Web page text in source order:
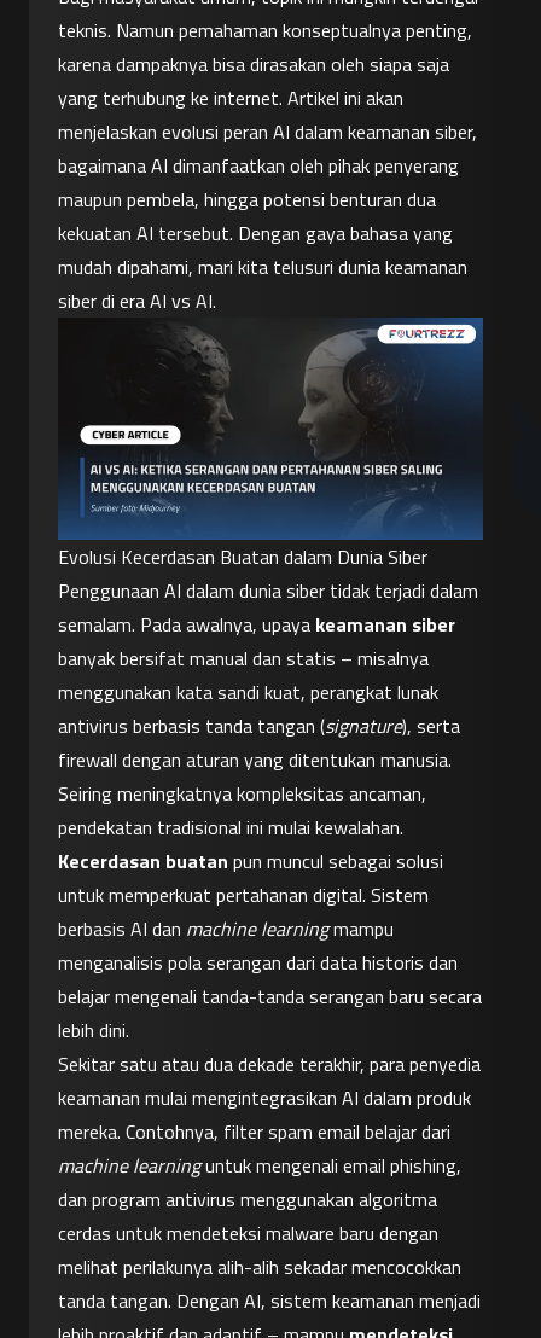
teknis. Namun pemahaman konseptualnya penting,
karena dampaknya bisa dirasakan oleh siapa saja
yang terhubung ke internet. Artikel ini akan
menjelaskan evolusi peran AI dalam keamanan siber,
bagaimana AI dimanfaatkan oleh pihak penyerang
maupun pembela, hingga potensi benturan dua
kekuatan AI tersebut. Dengan gaya bahasa yang
mudah dipahami, mari kita telusuri dunia keamanan
siber di era AI vs AI.
Evolusi Kecerdasan Buatan dalam Dunia Siber
Penggunaan AI dalam dunia siber tidak terjadi dalam
semalam. Pada awalnya, upaya keamanan siber
banyak bersifat manual dan statis – misalnya
menggunakan kata sandi kuat, perangkat lunak
antivirus berbasis tanda tangan (signature), serta
firewall dengan aturan yang ditentukan manusia.
Seiring meningkatnya kompleksitas ancaman,
Kecerdasan buatan pun muncul sebagai solusi
untuk memperkuat pertahanan digital. Sistem
berbasis AI dan machine learning mampu
menganalisis pola serangan dari data historis dan
belajar mengenali tanda-tanda serangan baru secara
lebih dini.
Sekitar satu atau dua dekade terakhir, para penyedia
keamanan mulai mengintegrasikan AI dalam produk
machine learning untuk mengenali email phishing,
dan program antivirus menggunakan algoritma
cerdas untuk mendeteksi malware baru dengan
melihat perilakunya alih-alih sekadar mencocokkan
tanda tangan. Dengan AI, sistem keamanan menjadi